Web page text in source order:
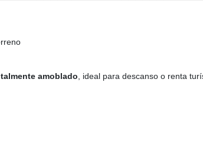
amoblado , ideal para descanso o renta